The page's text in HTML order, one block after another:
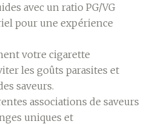
avec un ratio PG/VG
pour une expérience
votre cigarette
les goûts parasites et
saveurs.
associations de saveurs
uniques et